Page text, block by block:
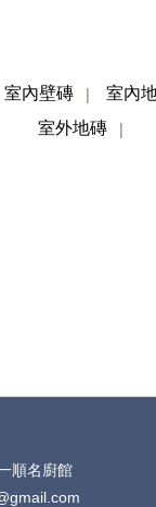
室內壁磚 室內
室外地磚
順名廚館